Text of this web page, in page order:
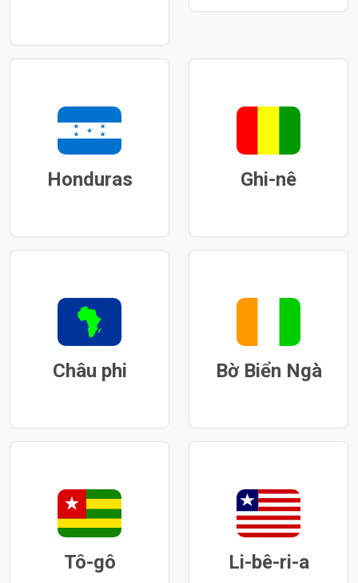
Honduras Ghi-nê
Châu phi Bờ Biển Ngà
Tô-gô Li-bê-ri-a